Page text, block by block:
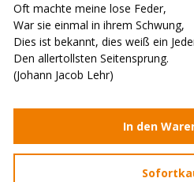
Oft machte meine lose Feder,
War sie einmal in ihrem Schwung,
Dies ist bekannt, dies weiß ein
Den allertollsten Seitensprung.
(Johann Jacob Lehr)
In den